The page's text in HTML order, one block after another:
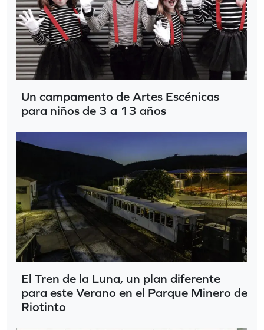
Un campamento de Artes Escénicas
para niños de 3 a 13 años
El Tren de la Luna, un plan diferente
para este Verano en el Parque Minero de
Riotinto